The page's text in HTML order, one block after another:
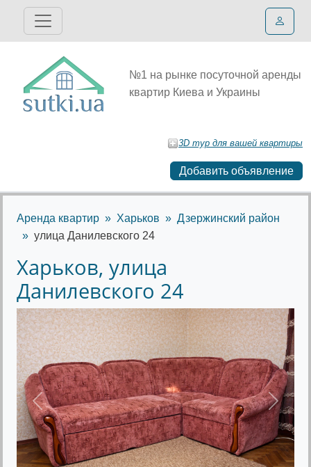
№1 на рынке посуточной аренды
квартир Киева и Украины
3D тур для вашей квартиры
Добавить объявление
Аренда квартир Харьков
Дзержинский район
улица Данилевского 24
Харьков, улица
Данилевского 24
Предыдущее